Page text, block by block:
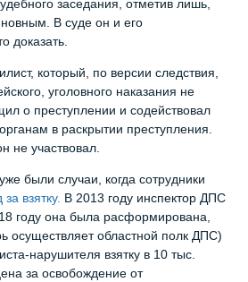
заседания, отметив лишь,
В суде он и его
доказать.
который, по версии следствия,
уголовного наказания не
о преступлении и содействовал
в раскрытии преступления.
не участвовал.
были случаи, когда сотрудники
взятку. В 2013 году инспектор ДПС
году она была расформирована,
осуществляет областной полк ДПС)
нарушителя взятку в 10 тыс.
за освобождение от